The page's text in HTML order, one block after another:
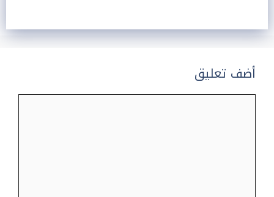
أضف تعليق